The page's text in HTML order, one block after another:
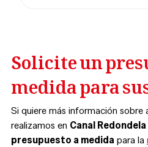
Solicite un
medida para
Si quiere más información
realizamos en Canal Redondela
presupuesto a medida para la